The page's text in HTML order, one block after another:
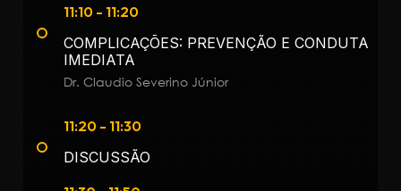
11:10 - 11:20
COMPLICAÇÕES: PREVENÇÃO E CONDUTA
IMEDIATA
Dr. Claudio Severino Júnior
11:20 - 11:30
DISCUSSÃO